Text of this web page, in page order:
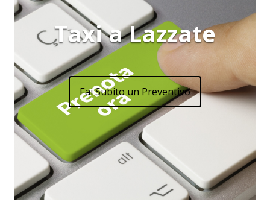
Taxi a Lazzate
Fai Subito un Preventivo